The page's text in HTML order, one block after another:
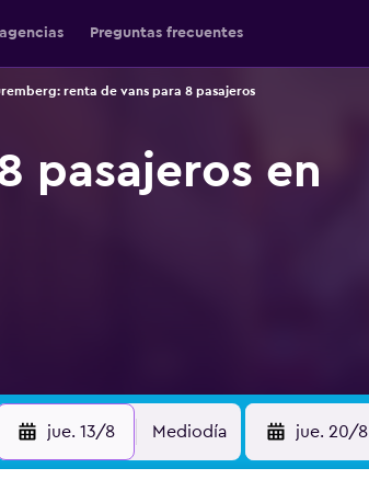
Preguntas frecuentes
renta de vans para 8 pasajeros
pasajeros en
jue. 13/8 Mediodía jue. 20/8